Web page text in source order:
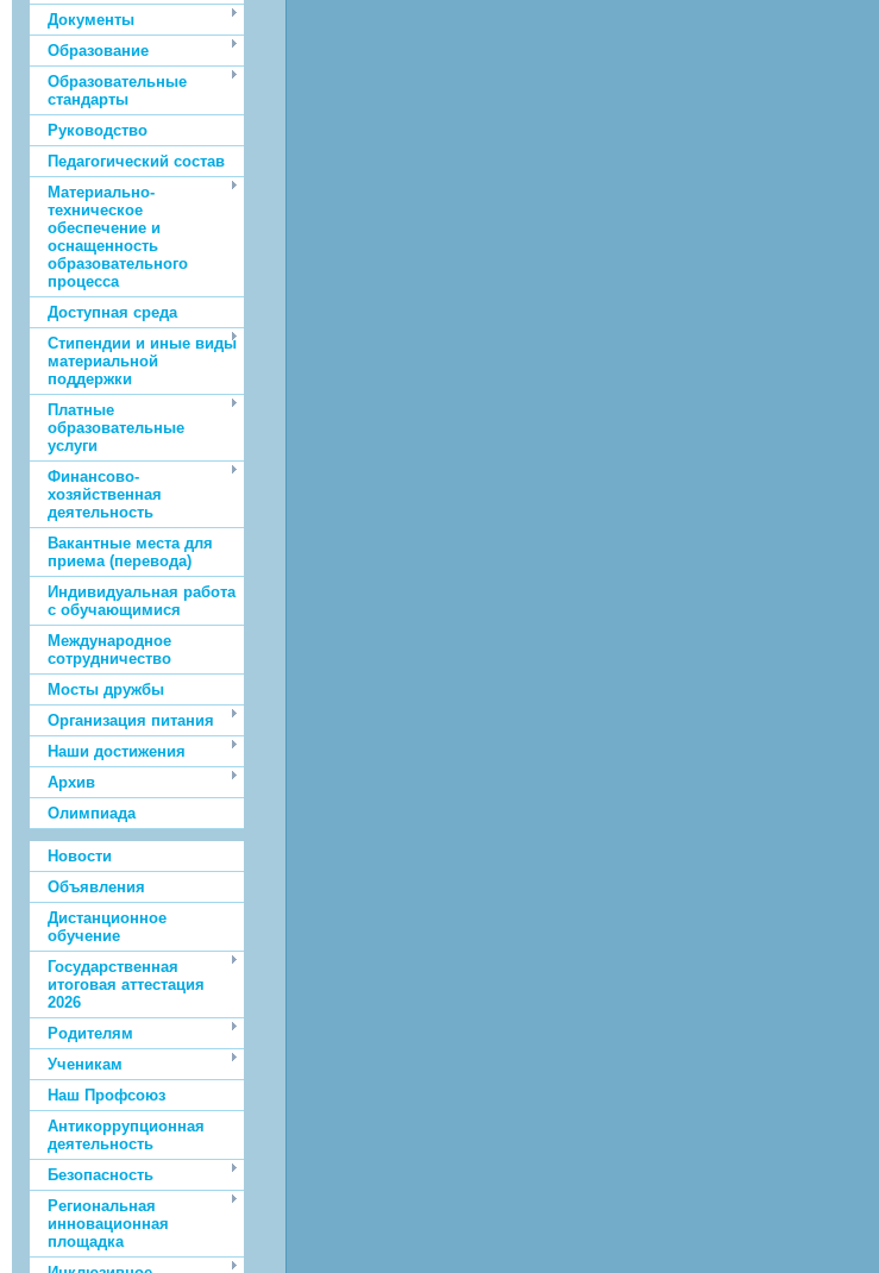
Документы
Образование
Образовательные
стандарты
Руководство
Педагогический состав
Материально-
техническое
обеспечение и
оснащенность
образовательного
процесса
Доступная среда
Стипендии и иные виды
материальной
поддержки
Платные
образовательные
услуги
Финансово-
хозяйственная
деятельность
Вакантные места для
приема (перевода)
Индивидуальная работа
с обучающимися
Международное
сотрудничество
Мосты дружбы
Организация питания
Наши достижения
Архив
Олимпиада
Новости
Объявления
Дистанционное
обучение
Государственная
итоговая аттестация
2026
Родителям
Ученикам
Наш Профсоюз
Антикоррупционная
деятельность
Безопасность
Региональная
инновационная
площадка